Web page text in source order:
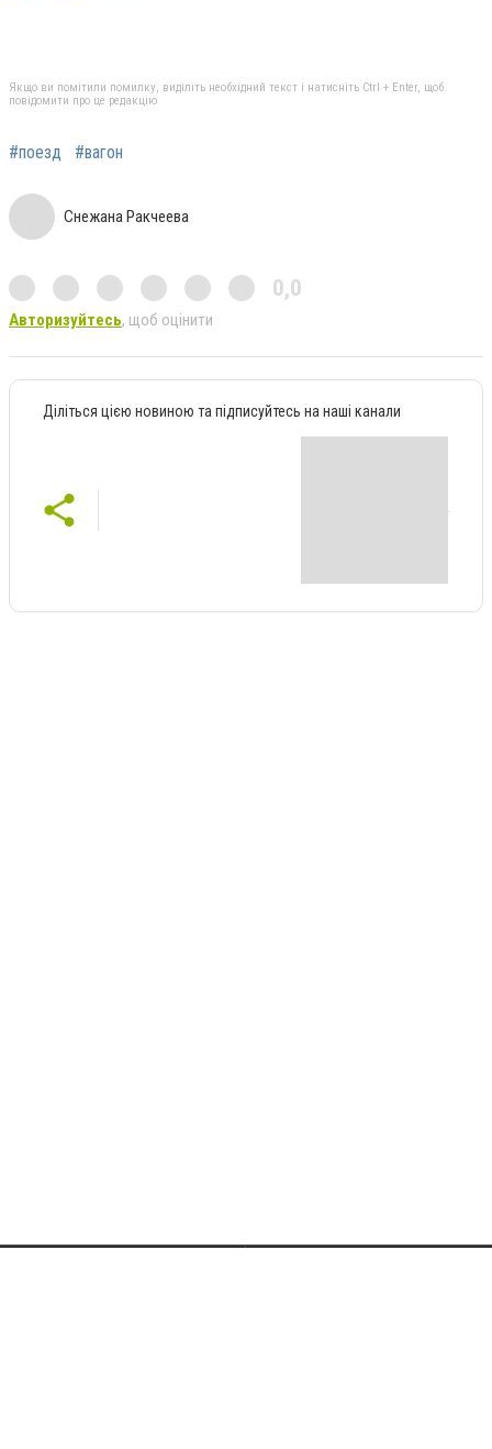
Якщо ви помітили помилку, виділіть необхідний текст і натисніть Ctrl + Enter, щоб
повідомити про це редакцію
#поезд #вагон
Снежана Ракчеева
0,0
Авторизуйтесь, щоб оцінити
Діліться цією новиною та підписуйтесь на наші канали